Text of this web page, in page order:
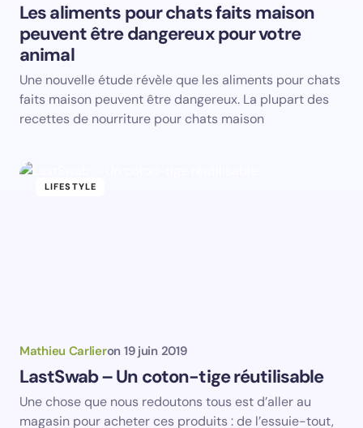
Your Comment *
Email *
Les aliments pour chats faits maison
peuvent être dangereux pour votre
animal
Une nouvelle étude révèle que les aliments pour chats
faits maison peuvent être dangereux. La plupart des
recettes de nourriture pour chats maison
LIFESTYLE
Mathieu Carlieron 19 juin 2019
LastSwab – Un coton-tige réutilisable
Une chose que nous redoutons tous est d’aller au
magasin pour acheter ces produits : de l’essuie-tout,